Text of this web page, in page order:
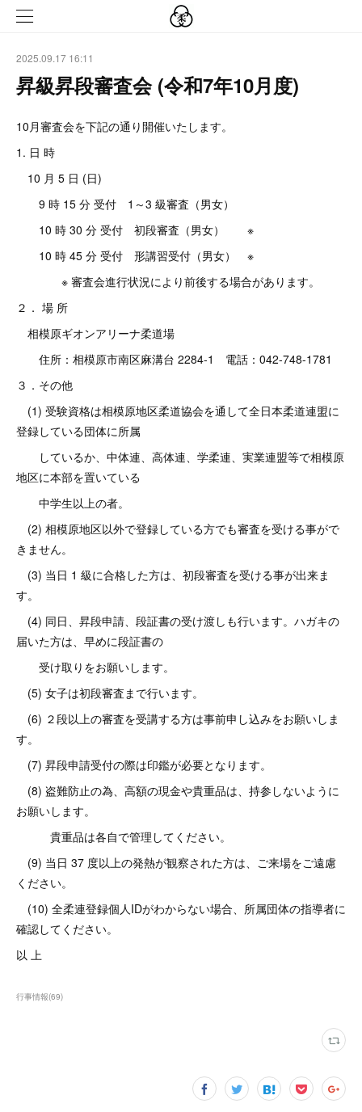
2025.09.17 16:11
昇級昇段審査会 (令和7年10月度)
10月審査会を下記の通り開催いたします。
1. 日 時
10 月 5 日 (日)
9 時 15 分 受付 1～3 級審査（男女）
10 時 30 分 受付 初段審査（男女） ※
10 時 45 分 受付 形講習受付（男女） ※
※ 審査会進行状況により前後する場合があります。
２． 場 所
相模原ギオンアリーナ柔道場
住所：相模原市南区麻溝台 2284-1 電話：042-748-1781
３．その他
(1) 受験資格は相模原地区柔道協会を通して全日本柔道連盟に
登録している団体に所属
しているか、中体連、高体連、学柔連、実業連盟等で相模原
地区に本部を置いている
中学生以上の者。
(2) 相模原地区以外で登録している方でも審査を受ける事がで
きません。
(3) 当日 1 級に合格した方は、初段審査を受ける事が出来ま
す。
(4) 同日、昇段申請、段証書の受け渡しも行います。ハガキの
届いた方は、早めに段証書の
受け取りをお願いします。
(5) 女子は初段審査まで行います。
(6) ２段以上の審査を受講する方は事前申し込みをお願いしま
す。
(7) 昇段申請受付の際は印鑑が必要となります。
(8) 盗難防止の為、高額の現金や貴重品は、持参しないように
お願いします。
貴重品は各自で管理してください。
(9) 当日 37 度以上の発熱が観察された方は、ご来場をご遠慮
ください。
(10) 全柔連登録個人IDがわからない場合、所属団体の指導者に
確認してください。
以 上
行事情報(69)